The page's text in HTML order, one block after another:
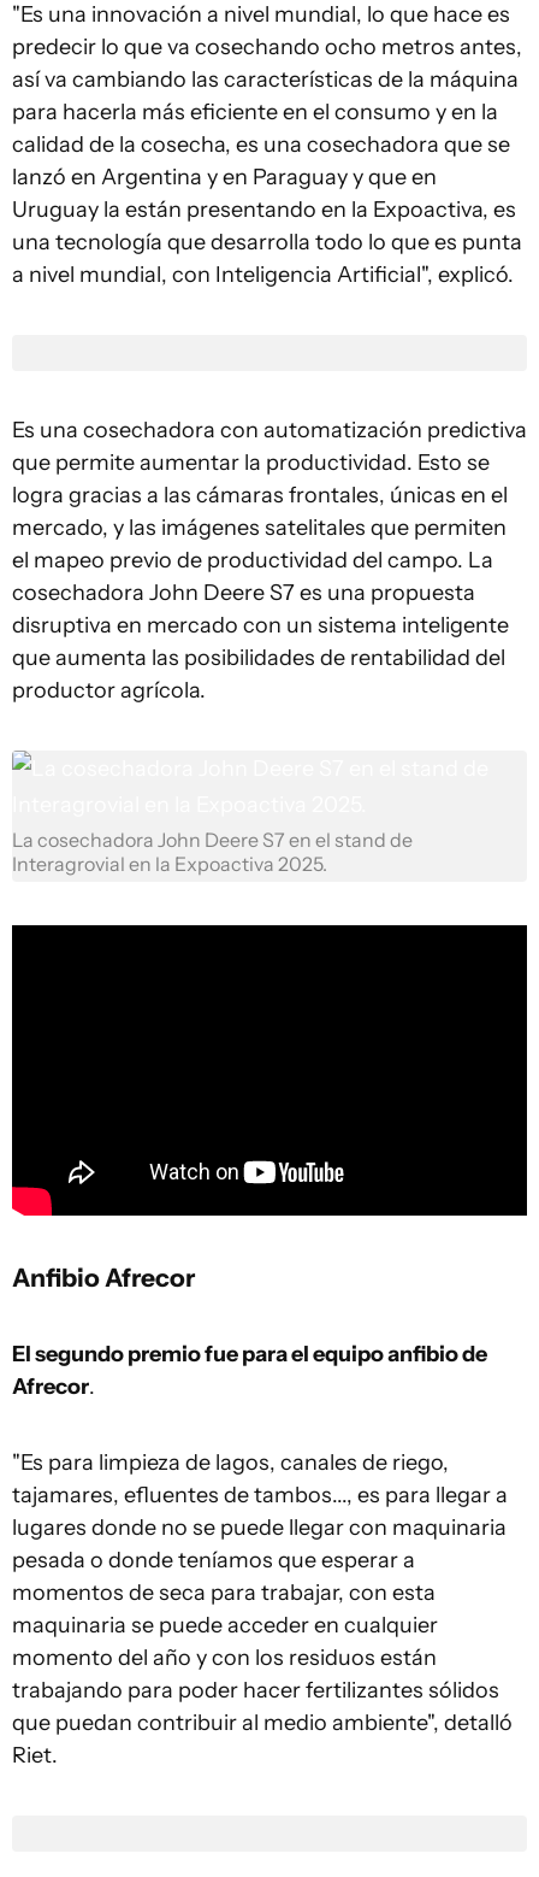
"Es una innovación a nivel mundial, lo que hace es
predecir lo que va cosechando ocho metros antes,
así va cambiando las características de la máquina
para hacerla más eficiente en el consumo y en la
calidad de la cosecha, es una cosechadora que se
lanzó en Argentina y en Paraguay y que en
Uruguay la están presentando en la Expoactiva, es
una tecnología que desarrolla todo lo que es punta
a nivel mundial, con Inteligencia Artificial", explicó.
Es una cosechadora con automatización predictiva
que permite aumentar la productividad. Esto se
logra gracias a las cámaras frontales, únicas en el
mercado, y las imágenes satelitales que permiten
el mapeo previo de productividad del campo. La
cosechadora John Deere S7 es una propuesta
disruptiva en mercado con un sistema inteligente
que aumenta las posibilidades de rentabilidad del
productor agrícola.
La cosechadora John Deere S7 en el stand de
Interagrovial en la Expoactiva 2025.
Anfibio Afrecor
El segundo premio fue para el equipo anfibio de
Afrecor.
"Es para limpieza de lagos, canales de riego,
tajamares, efluentes de tambos..., es para llegar a
lugares donde no se puede llegar con maquinaria
pesada o donde teníamos que esperar a
momentos de seca para trabajar, con esta
maquinaria se puede acceder en cualquier
momento del año y con los residuos están
trabajando para poder hacer fertilizantes sólidos
que puedan contribuir al medio ambiente", detalló
Riet.